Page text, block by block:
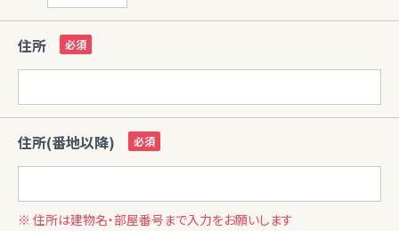
住所
住所(番地以降)
※ 住所は建物名・部屋番号まで入力をお願いします